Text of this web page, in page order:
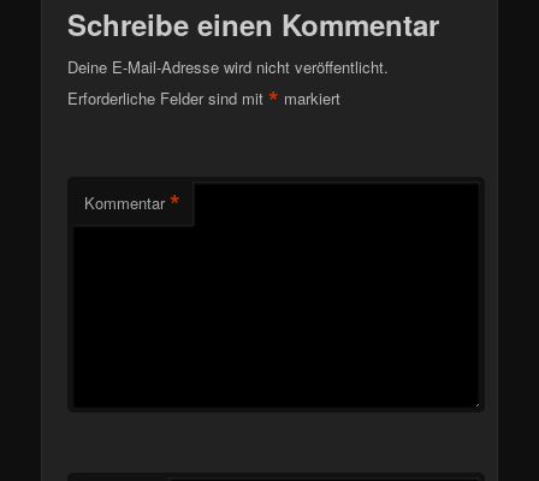
Schreibe einen Kommentar
Deine E-Mail-Adresse wird nicht veröffentlicht.
Erforderliche Felder sind mit* markiert
Kommentar *